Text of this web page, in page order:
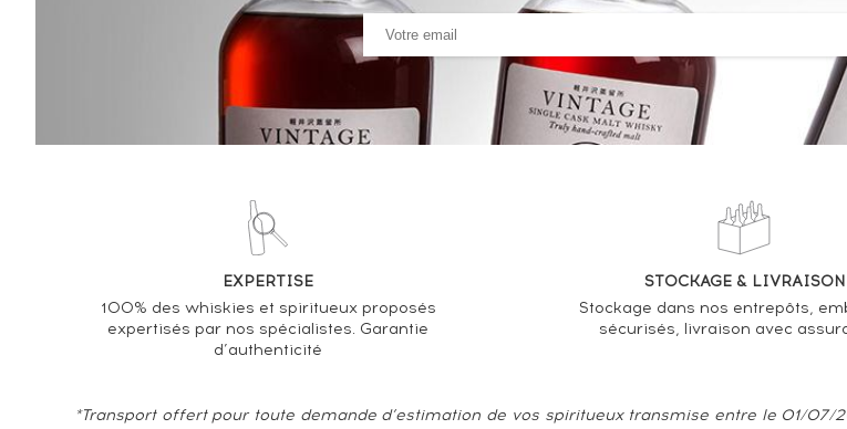
EXPERTISE
100% des whiskies et spiritueux proposés
expertisés par nos spécialistes. Garantie
d’authenticité
STOCKAGE & LIVRAISON
Stockage dans nos entrepôts,
sécurisés, livraison avec
*Transport offert pour toute demande d’estimation de vos spiritueux transmise entre le 01/